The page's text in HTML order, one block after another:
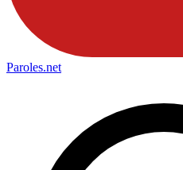
Paroles.net